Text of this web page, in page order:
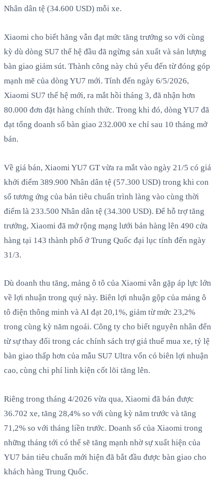
Nhân dân tệ (34.600 USD) mỗi xe.
Xiaomi cho biết hãng vẫn đạt mức tăng trưởng so với cùng
kỳ dù dòng SU7 thế hệ đầu đã ngừng sản xuất và sản lượng
bàn giao giảm sút. Thành công này chủ yếu đến từ đóng góp
mạnh mẽ của dòng YU7 mới. Tính đến ngày 6/5/2026,
Xiaomi SU7 thế hệ mới, ra mắt hồi tháng 3, đã nhận hơn
80.000 đơn đặt hàng chính thức. Trong khi đó, dòng YU7 đã
đạt tổng doanh số bàn giao 232.000 xe chỉ sau 10 tháng mở
bán.
Về giá bán, Xiaomi YU7 GT vừa ra mắt vào ngày 21/5 có giá
khởi điểm 389.900 Nhân dân tệ (57.300 USD) trong khi con
số tương ứng của bản tiêu chuẩn trình làng vào cùng thời
điểm là 233.500 Nhân dân tệ (34.300 USD). Để hỗ trợ tăng
trưởng, Xiaomi đã mở rộng mạng lưới bán hàng lên 490 cửa
hàng tại 143 thành phố ở Trung Quốc đại lục tính đến ngày
31/3.
Dù doanh thu tăng, mảng ô tô của Xiaomi vẫn gặp áp lực lớn
về lợi nhuận trong quý này. Biên lợi nhuận gộp của mảng ô
tô điện thông minh và AI đạt 20,1%, giảm từ mức 23,2%
trong cùng kỳ năm ngoái. Công ty cho biết nguyên nhân đến
từ sự thay đổi trong các chính sách trợ giá thuế mua xe, tỷ lệ
bàn giao thấp hơn của mẫu SU7 Ultra vốn có biên lợi nhuận
cao, cùng chi phí linh kiện cốt lõi tăng lên.
Riêng trong tháng 4/2026 vừa qua, Xiaomi đã bán được
36.702 xe, tăng 28,4% so với cùng kỳ năm trước và tăng
71,2% so với tháng liền trước. Doanh số của Xiaomi trong
những tháng tới có thể sẽ tăng mạnh nhờ sự xuất hiện của
YU7 bản tiêu chuẩn mới hiện đã bắt đầu được bàn giao cho
khách hàng Trung Quốc.